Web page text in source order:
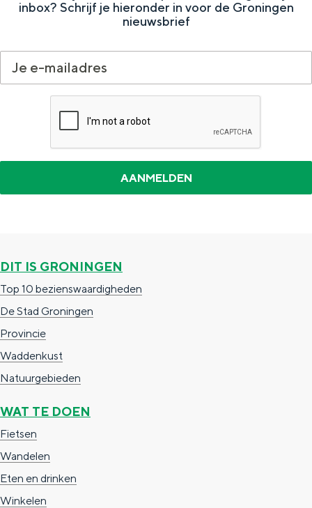
h
e
a
i
n
p
g
n
d
v
l
n
inbox? Schrijf je hieronder in voor de Groningen
nieuwsbrief
DIT IS GRONINGEN
Top 10 bezienswaardigheden
De Stad Groningen
Provincie
Waddenkust
Natuurgebieden
WAT TE DOEN
Fietsen
Wandelen
Eten en drinken
Winkelen